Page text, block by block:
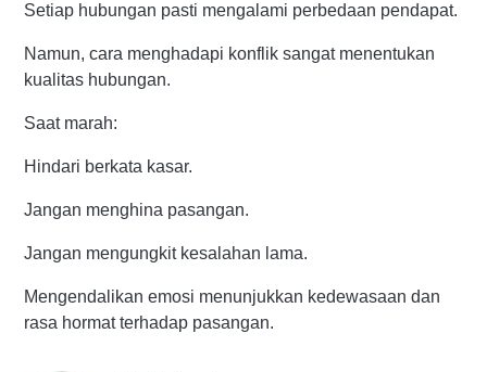
Setiap hubungan pasti mengalami perbedaan pendapat.
Namun, cara menghadapi konflik sangat menentukan
kualitas hubungan.
Saat marah:
Hindari berkata kasar.
Jangan menghina pasangan.
Jangan mengungkit kesalahan lama.
Mengendalikan emosi menunjukkan kedewasaan dan
rasa hormat terhadap pasangan.